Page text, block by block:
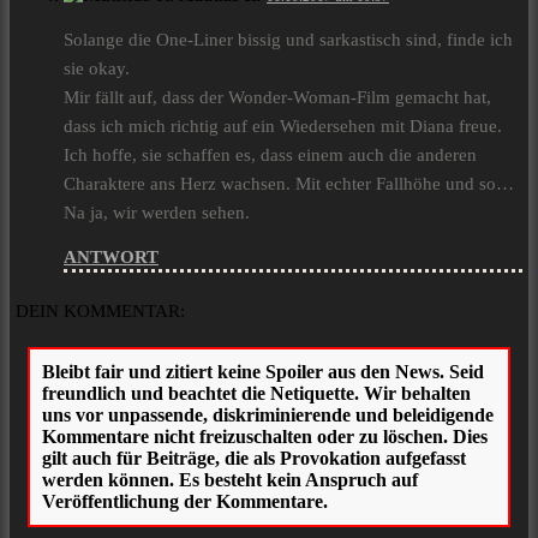
Solange die One-Liner bissig und sarkastisch sind, finde ich
sie okay.
Mir fällt auf, dass der Wonder-Woman-Film gemacht hat,
dass ich mich richtig auf ein Wiedersehen mit Diana freue.
Ich hoffe, sie schaffen es, dass einem auch die anderen
Charaktere ans Herz wachsen. Mit echter Fallhöhe und so…
Na ja, wir werden sehen.
ANTWORT
DEIN KOMMENTAR: